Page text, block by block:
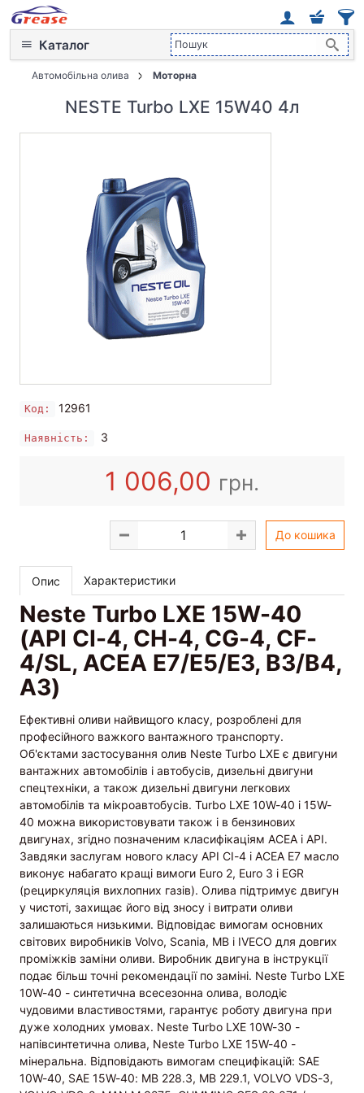
Каталог
Автомобільна олива Моторна
NESTE Turbo LXE 15W40 4л
Код: 12961
Наявність: 3
1 006,00 грн.
До кошика
Опис Характеристики
Neste Turbo LXE 15W-40
(API CI-4, CH-4, CG-4, CF-
4/SL, ACEA E7/E5/E3, B3/B4,
A3)
Ефективні оливи найвищого класу, розроблені для
професійного важкого вантажного транспорту.
Об'єктами застосування олив Neste Turbo LXE є двигуни
вантажних автомобілів і автобусів, дизельні двигуни
спецтехніки, а також дизельні двигуни легкових
автомобілів та мікроавтобусів. Turbo LXE 10W-40 і 15W-
40 можна використовувати також і в бензинових
двигунах, згідно позначеним класифікаціям АСЕА і API.
Завдяки заслугам нового класу API CI-4 і ACEA E7 масло
виконує набагато кращі вимоги Euro 2, Euro 3 і EGR
(рециркуляція вихлопних газів). Олива підтримує двигун
у чистоті, захищає його від зносу і витрати оливи
залишаються низькими. Відповідає вимогам основних
світових виробників Volvo, Scania, MB і IVECO для довгих
проміжків заміни оливи. Виробник двигуна в інструкції
подає більш точні рекомендації по заміні. Neste Turbo LXE
10W-40 - синтетична всесезонна олива, володіє
чудовими властивостями, гарантує роботу двигуна при
дуже холодних умовах. Neste Turbo LXE 10W-30 -
напівсинтетична олива, Neste Turbo LXE 15W-40 -
мінеральна. Відповідають вимогам специфікацій: SAE
10W-40, SAE 15W-40: MB 228.3, MB 229.1, VOLVO VDS-3,